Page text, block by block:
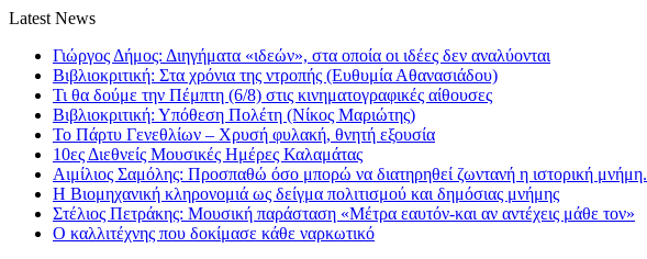
Latest News
Γιώργος Δήμος: Διηγήματα «ιδεών», στα οποία οι ιδέες δεν αναλύονται
Βιβλιοκριτική: Στα χρόνια της ντροπής (Ευθυμία Αθανασιάδου)
Τι θα δούμε την Πέμπτη (6/8) στις κινηματογραφικές αίθουσες
Βιβλιοκριτική: Υπόθεση Πολέτη (Νίκος Μαριώτης)
Το Πάρτυ Γενεθλίων – Χρυσή φυλακή, θνητή εξουσία
10ες Διεθνείς Μουσικές Ημέρες Καλαμάτας
Αιμίλιος Σαμόλης: Προσπαθώ όσο μπορώ να διατηρηθεί ζωντανή η ιστορική μνήμη.
Η Βιομηχανική κληρονομιά ως δείγμα πολιτισμού και δημόσιας μνήμης
Στέλιος Πετράκης: Μουσική παράσταση «Μέτρα εαυτόν-και αν αντέχεις μάθε τον»
Ο καλλιτέχνης που δοκίμασε κάθε ναρκωτικό